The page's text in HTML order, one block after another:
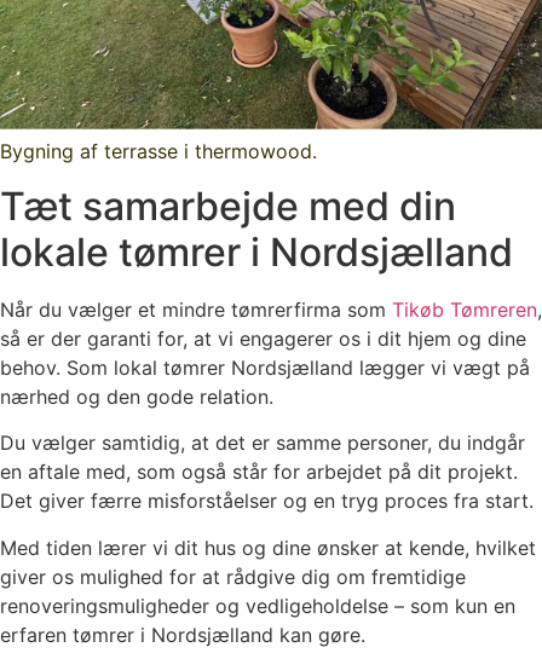
Bygning af terrasse i thermowood.
Tæt samarbejde med din
lokale tømrer i Nordsjælland
Når du vælger et mindre tømrerfirma som Tikøb Tømreren,
så er der garanti for, at vi engagerer os i dit hjem og dine
behov. Som lokal tømrer Nordsjælland lægger vi vægt på
nærhed og den gode relation.
Du vælger samtidig, at det er samme personer, du indgår
en aftale med, som også står for arbejdet på dit projekt.
Det giver færre misforståelser og en tryg proces fra start.
Med tiden lærer vi dit hus og dine ønsker at kende, hvilket
giver os mulighed for at rådgive dig om fremtidige
renoveringsmuligheder og vedligeholdelse – som kun en
erfaren tømrer i Nordsjælland kan gøre.